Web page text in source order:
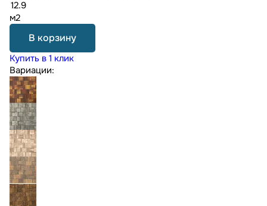
м2
В корзину
Купить в 1 клик
Вариации: